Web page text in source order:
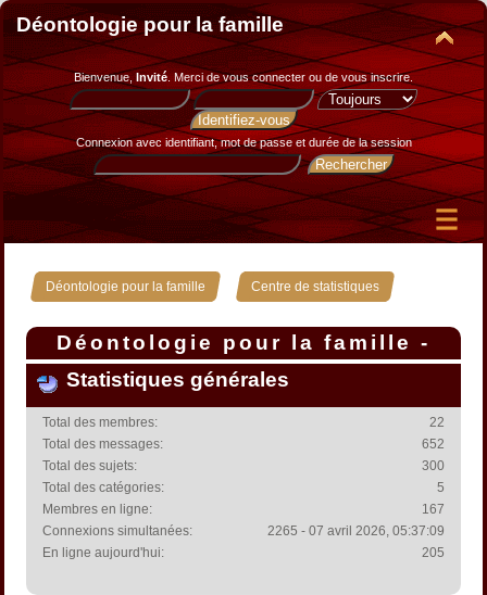
Déontologie pour la famille
Bienvenue, Invité. Merci devous connecter ou de vous inscrire.
Connexion avec identifiant, mot de passe et durée de la session
Déontologie pour la famille » Centre de statistiques
Déontologie pour la famille -
Centre de statistiques
Statistiques générales
Total des membres:
22
Total des messages:
652
Total des sujets:
300
Total des catégories:
5
Membres en ligne:
167
Connexions simultanées:
2265 - 07 avril 2026, 05:37:09
En ligne aujourd'hui:
205